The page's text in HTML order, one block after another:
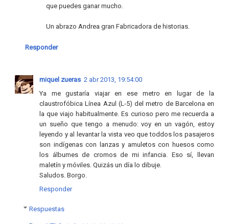
que puedes ganar mucho.
Un abrazo Andrea gran Fabricadora de historias.
Responder
miquel zueras 2 abr 2013, 19:54:00
Ya me gustaría viajar en ese metro en lugar de la
claustrofóbica Línea Azul (L-5) del metro de Barcelona en
la que viajo habitualmente. Es curioso pero me recuerda a
un sueño que tengo a menudo: voy en un vagón, estoy
leyendo y al levantar la vista veo que toddos los pasajeros
son indígenas con lanzas y amuletos con huesos como
los álbumes de cromos de mi infancia. Eso sí, llevan
maletín y móviles. Quizás un día lo dibuje.
Saludos. Borgo.
Responder
Respuestas